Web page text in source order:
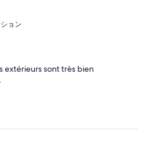
ョン
extérieurs sont très bien